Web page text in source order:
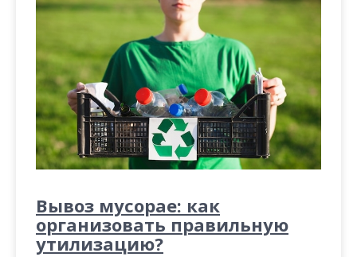
Вывоз мусорае: как
организовать правильную
утилизацию?